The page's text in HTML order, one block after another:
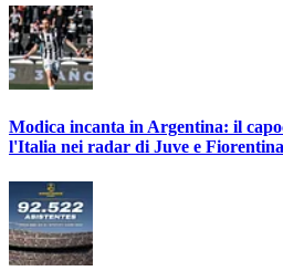
Modica incanta in Argentina: il
l'Italia nei radar di Juve e Fiorentina